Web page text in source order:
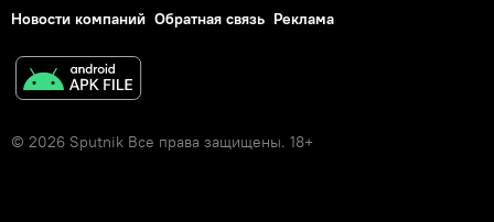
Новости компаний Обратная связь Реклама
© 2026 Sputnik Все права защищены. 18+